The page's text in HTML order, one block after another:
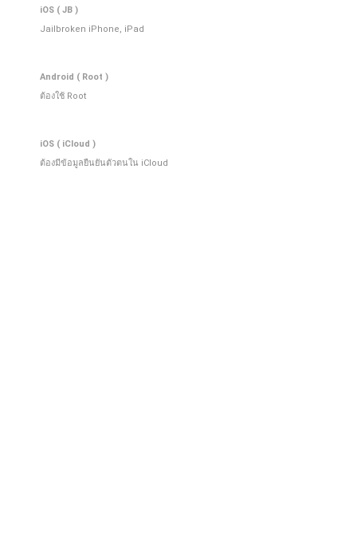
iOS ( JB )
Jailbroken iPhone, iPad
Android ( Root )
ต้องใช้ Root
iOS ( iCloud )
ต้องมีข้อมูลยืนยันตัวตนใน iCloud